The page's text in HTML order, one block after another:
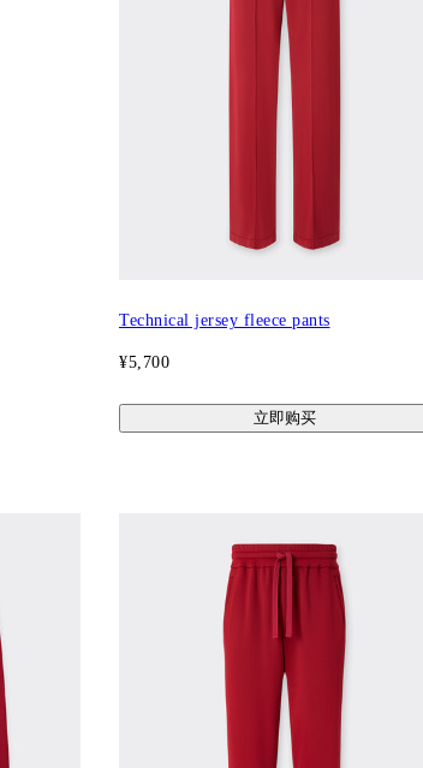
Technical jersey fleece pants
¥5,700
立即购买